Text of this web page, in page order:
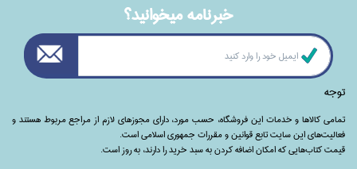
خبرنامه ميخوانيد؟
توجه
تمامی‌ کالاها و خدمات این فروشگاه، حسب مورد،‌ دارای مجوزهای لازم از مراجع مربوط هستند ‌و‌‌
فعالیت‌های این سایت تابع قوانین و مقررات جمهوری اسلامی است.
قیمت کتاب‌هایی که امکان اضافه کردن به سبد خرید را دارند،‌ به روز است.